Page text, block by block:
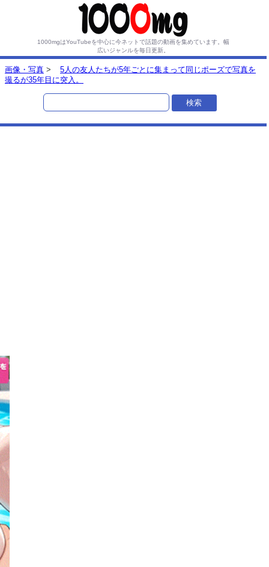
1000mgはYouTubeを中心に今ネットで話題の動画を集めています。 幅
広いジャンルを毎日更新。
画像・写真 >
5人の友人たちが5年ごとに集まって同じポーズで写真を
撮るが35年目に突入。